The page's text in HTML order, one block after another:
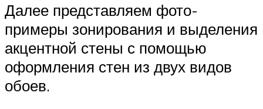
Далее представляем фото-
примеры зонирования и выделения
акцентной стены с помощью
оформления стен из двух видов
обоев.